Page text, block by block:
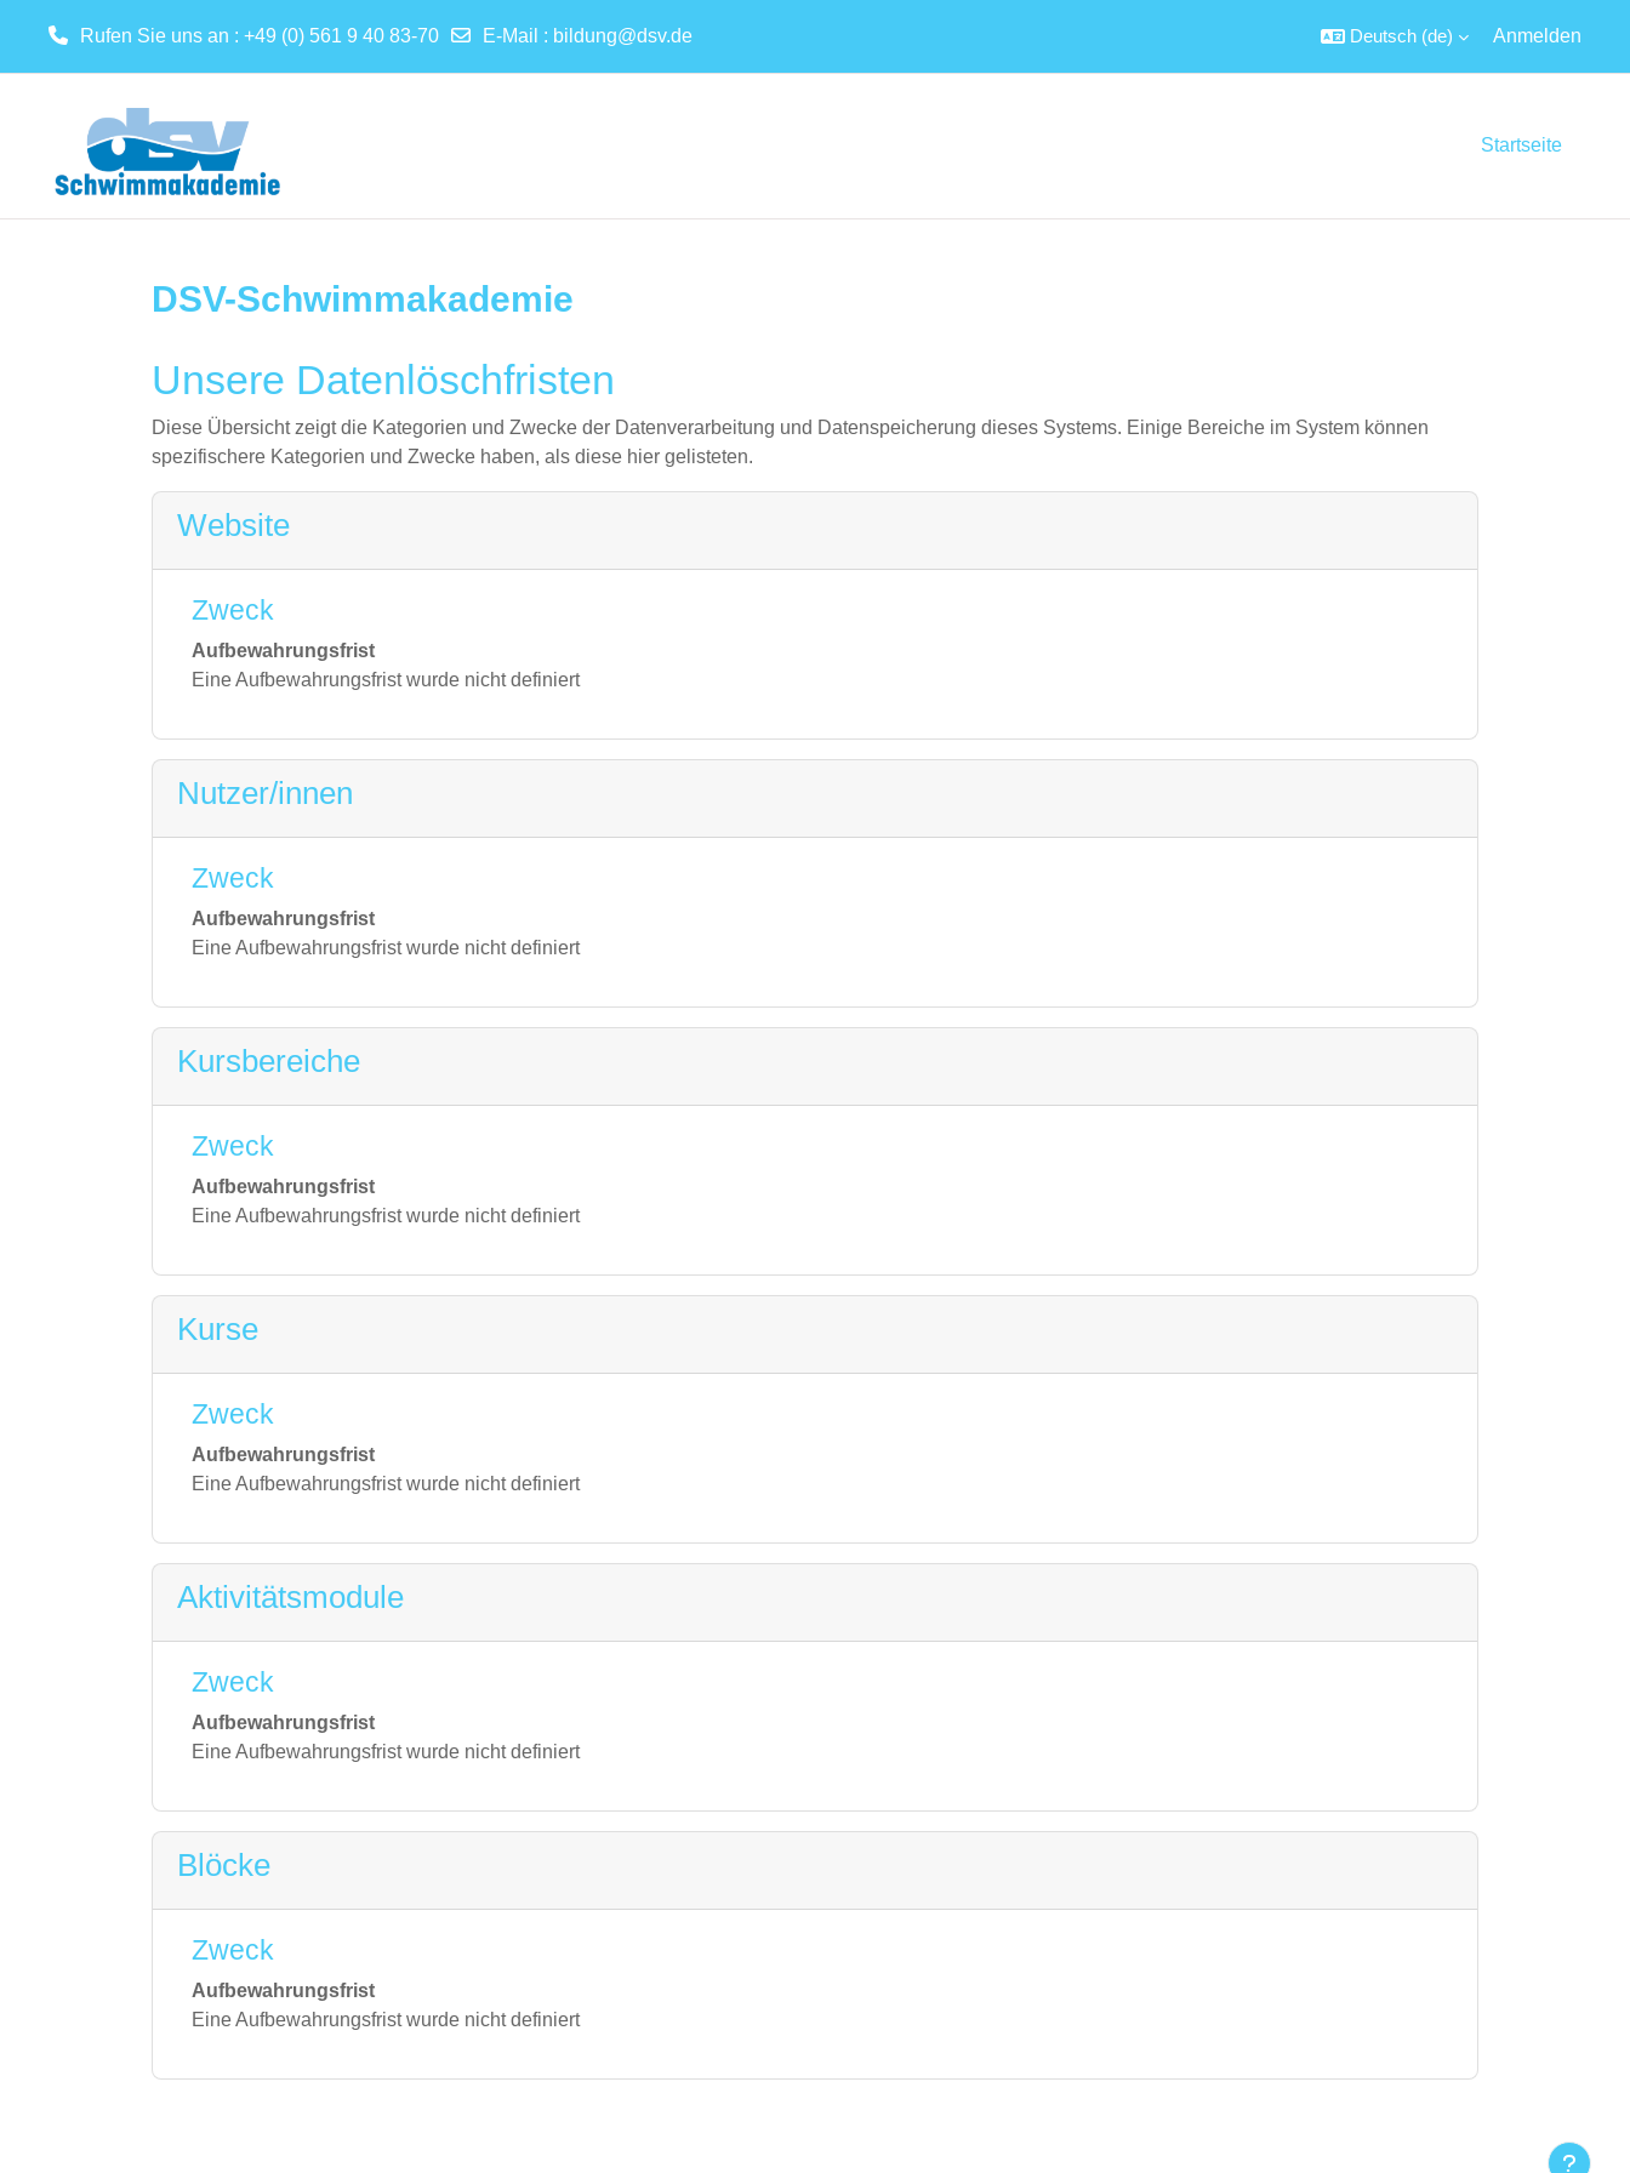
Rufen Sie uns an : +49 (0) 561 9 40 83-70 E-Mail : bildung@dsv.de Deutsch ‎(de)‎ Anmelden
Startseite
DSV-Schwimmakademie
Unsere Datenlöschfristen
Diese Übersicht zeigt die Kategorien und Zwecke der Datenverarbeitung und Datenspeicherung dieses Systems. Einige Bereiche im System können
spezifischere Kategorien und Zwecke haben, als diese hier gelisteten.
Website
Zweck
Aufbewahrungsfrist
Eine Aufbewahrungsfrist wurde nicht definiert
Nutzer/innen
Zweck
Aufbewahrungsfrist
Eine Aufbewahrungsfrist wurde nicht definiert
Kursbereiche
Zweck
Aufbewahrungsfrist
Eine Aufbewahrungsfrist wurde nicht definiert
Kurse
Zweck
Aufbewahrungsfrist
Eine Aufbewahrungsfrist wurde nicht definiert
Aktivitätsmodule
Zweck
Aufbewahrungsfrist
Eine Aufbewahrungsfrist wurde nicht definiert
Blöcke
Zweck
Aufbewahrungsfrist
Eine Aufbewahrungsfrist wurde nicht definiert